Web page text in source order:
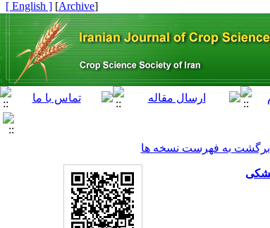
[
Archive
]
[ English ]
برگشت به فهرست نسخه ها